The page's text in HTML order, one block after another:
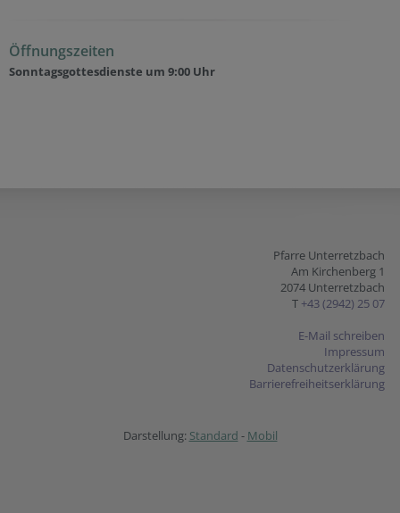
Öffnungszeiten
Sonntagsgottesdienste um 9:00 Uhr
Pfarre Unterretzbach
Am Kirchenberg 1
2074 Unterretzbach
T +43 (2942) 25 07
E-Mail schreiben
Impressum
Datenschutzerklärung
Barrierefreiheitserklärung
Darstellung: Standard - Mobil